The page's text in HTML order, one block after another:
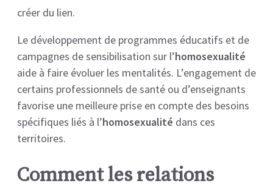
créer du lien.
Le développement de programmes éducatifs et de
campagnes de sensibilisation sur l’homosexualité
aide à faire évoluer les mentalités. L’engagement de
certains professionnels de santé ou d’enseignants
favorise une meilleure prise en compte des besoins
spécifiques liés à l’homosexualité dans ces
territoires.
Comment les relations